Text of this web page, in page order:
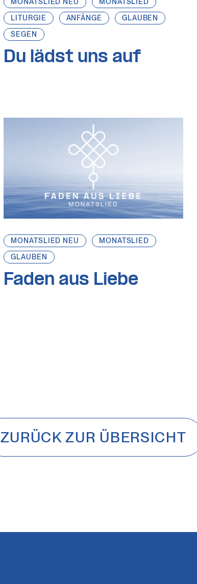
LITURGIE
ANFÄNGE
GLAUBEN
SEGEN
Du lädst uns auf
MONATSLIED NEU
MONATSLIED
GLAUBEN
Faden aus Liebe
ZURÜCK ZUR ÜBERSICHT